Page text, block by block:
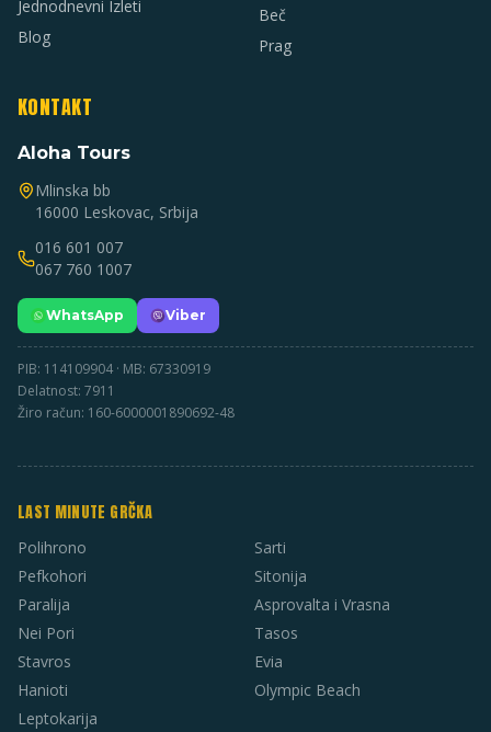
Jednodnevni Izleti
Blog
Beč
Prag
KONTAKT
Aloha Tours
Mlinska bb
16000 Leskovac, Srbija
016 601 007
067 760 1007
WhatsApp Viber
PIB: 114109904 · MB: 67330919
Delatnost: 7911
Žiro račun: 160-6000001890692-48
LAST MINUTE GRČKA
Polihrono
Pefkohori
Paralija
Nei Pori
Stavros
Hanioti
Leptokarija
Sarti
Sitonija
Asprovalta i Vrasna
Tasos
Evia
Olympic Beach